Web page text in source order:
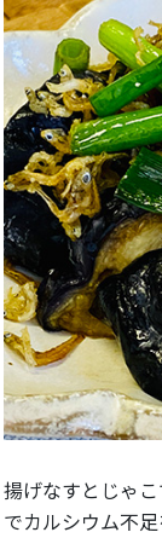
揚げなすとじゃ
でカルシウム不足